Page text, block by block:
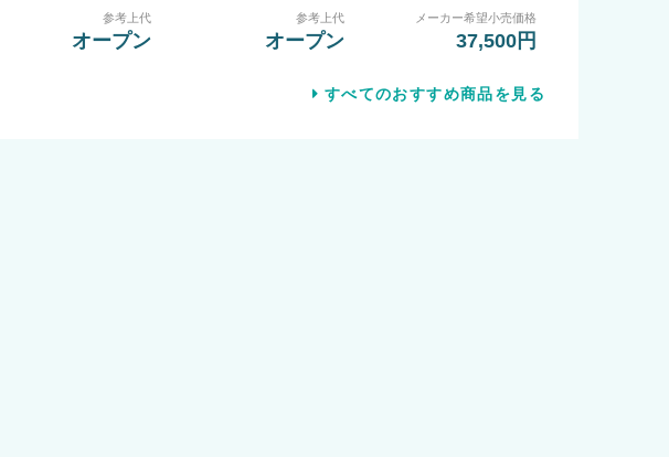
参考上代
オープン
参考上代
オープン
メーカー希望小売価格
37,500円
すべてのおすすめ商品を見る